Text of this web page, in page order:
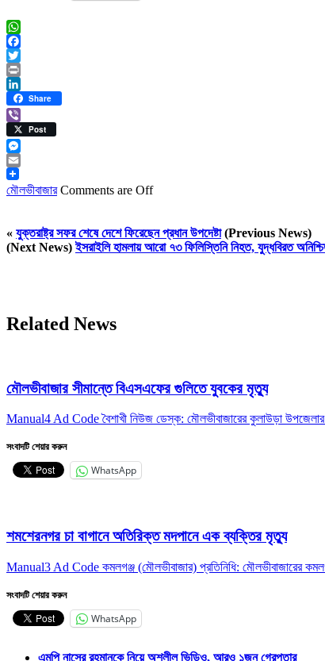
WhatsApp
Facebook
Twitter
Print
LinkedIn
Share
ViberPost
Messenger
Email
মৌলভীবাজার Comments are Off
« যুক্তরাষ্ট্র সফর শেষে দেশে ফিরেছেন প্রধান উপদেষ্টা(Previous News)
(Next News)ইসরাইলি হামলায় আরো ৭৩ ফিলিস্তিনি নিহত, যুদ্ধবিরত
Related News
মৌলভীবাজার সীমান্তে বিএসএফের গুলিতে যুবকের ‍মৃত্যু
Manual4 Ad Code বৈশাখী নিউজ ডেস্ক: মৌলভীবাজারের কুলাউড়া উপজেলার
সংবাদটি শেয়ার করুন
WhatsApp
শমশেরনগর চা বাগানে অতিরিক্ত মদপানে এক ব্যক্তির মৃত্যু
Manual3 Ad Code কমলগঞ্জ (মৌলভীবাজার) প্রতিনিধি: মৌলভীবাজারের
সংবাদটি শেয়ার করুন
WhatsApp
এমপি নাসের রহমানকে নিয়ে অশ্লীল ভিডিও, আরও ১জন গ্রেপ্তার